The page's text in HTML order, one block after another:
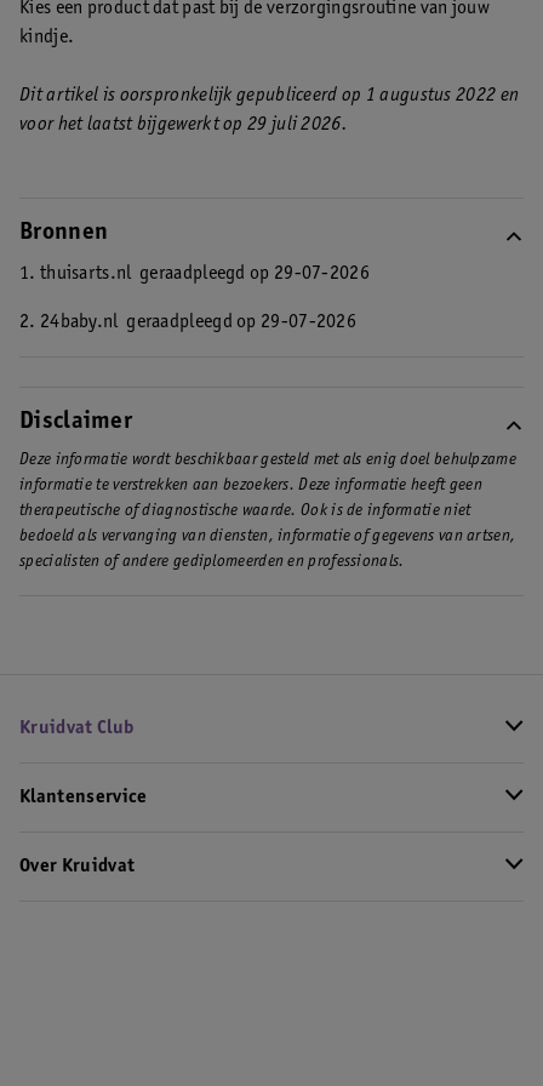
Kies een product dat past bij de verzorgingsroutine van jouw
kindje.
Dit artikel is oorspronkelijk gepubliceerd op 1 augustus 2022 en
voor het laatst bijgewerkt op 29 juli 2026.
Bronnen
1. thuisarts.nl geraadpleegd op 29-07-2026
2. 24baby.nl geraadpleegd op 29-07-2026
Disclaimer
Deze informatie wordt beschikbaar gesteld met als enig doel behulpzame
informatie te verstrekken aan bezoekers. Deze informatie heeft geen
therapeutische of diagnostische waarde. Ook is de informatie niet
bedoeld als vervanging van diensten, informatie of gegevens van artsen,
specialisten of andere gediplomeerden en professionals.
Kruidvat Club
Klantenservice
Over Kruidvat